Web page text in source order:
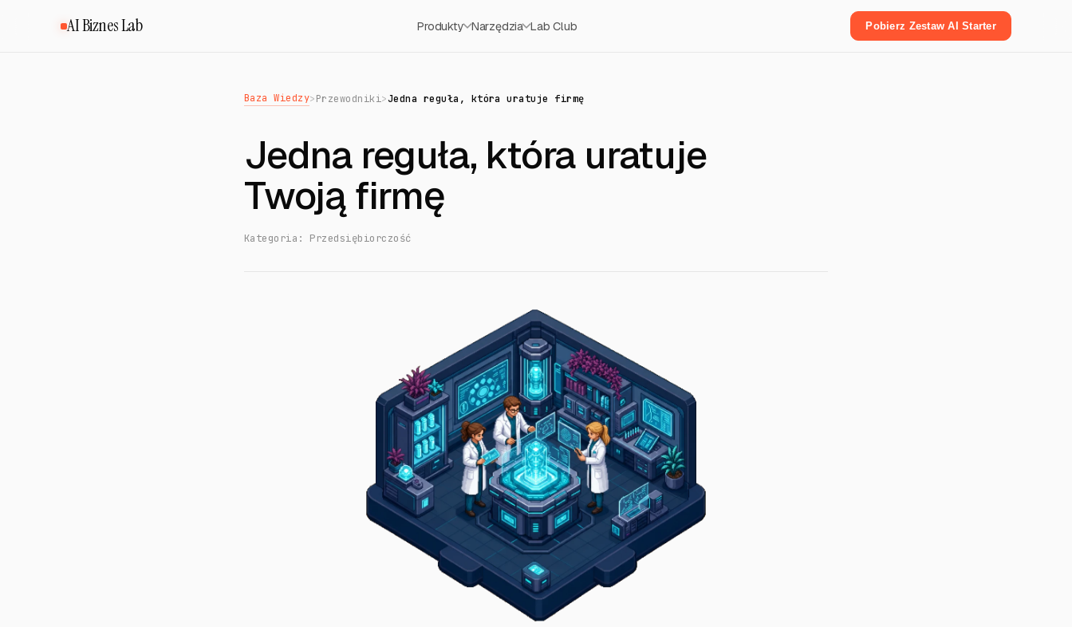
AI Biznes Lab Produkty Narzędzia Lab Club Pobierz Zestaw AI Starter
Baza Wiedzy>Przewodniki>Jedna reguła, która uratuje firmę
Jedna reguła, która uratuje
Twoją firmę
Kategoria: Przedsiębiorczość